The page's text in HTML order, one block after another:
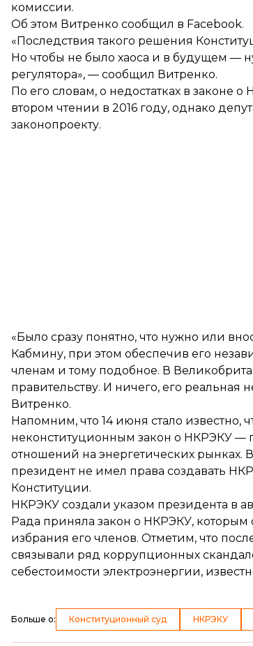
комиссии.
Об этом Витренко сообщил в Facebook.
«Последствия такого решения
Но чтобы не было хаоса и в будущем —
регулятора», — сообщил Витренко.
По его словам, о недостатках в законе
втором чтении в 2016 году, однако
законопроекту.
«Было сразу понятно, что нужно или
Кабмину, при этом обеспечив его
членам и тому подобное. В
правительству. И ничего, его
Витренко.
Напомним, что 14 июня стало известно,
неконституционным закон о НКРЭКУ —
отношений на энергетических рынках.
президент не имел права создавать
Конституции.
НКРЭКУ создали указом президента в
Рада приняла закон о НКРЭКУ,
избрания его членов. Отметим, что
связывали ряд коррупционных
себестоимости электроэнергии,
Больше о: Конституционный суд НКРЭКУ